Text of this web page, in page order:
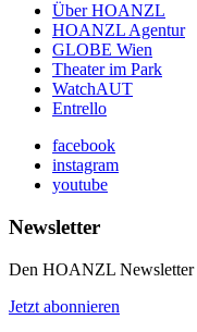
Über HOANZL
HOANZL Agentur
GLOBE Wien
Theater im Park
WatchAUT
Entrello
facebook
instagram
youtube
Newsletter
Den HOANZL Newsletter
Jetzt abonnieren